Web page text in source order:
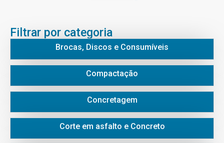
Filtrar por categoria
Brocas, Discos e Consumíveis
Compactação
Concretagem
Corte em asfalto e Concreto